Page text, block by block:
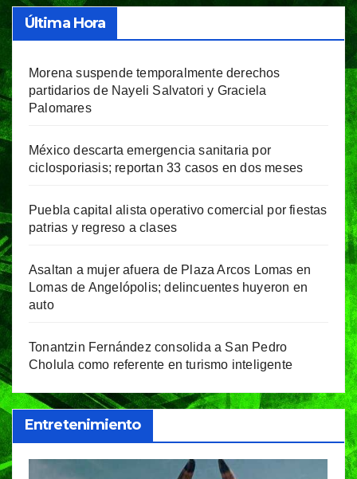
Última Hora
Morena suspende temporalmente derechos
partidarios de Nayeli Salvatori y Graciela
Palomares
México descarta emergencia sanitaria por
ciclosporiasis; reportan 33 casos en dos meses
Puebla capital alista operativo comercial por fiestas
patrias y regreso a clases
Asaltan a mujer afuera de Plaza Arcos Lomas en
Lomas de Angelópolis; delincuentes huyeron en
auto
Tonantzin Fernández consolida a San Pedro
Cholula como referente en turismo inteligente
Entretenimiento